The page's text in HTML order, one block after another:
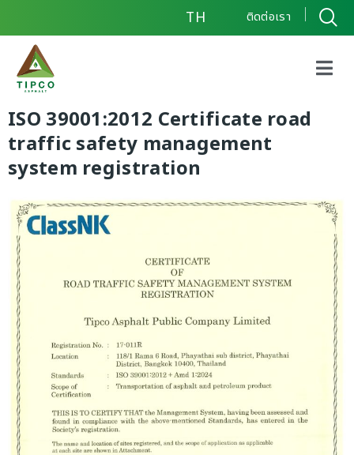
TH ติดต่อเรา
ISO 39001:2012 Certificate road
traffic safety management
system registration